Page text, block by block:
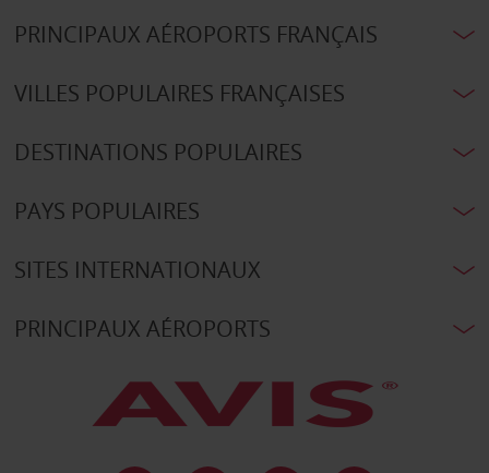
PRINCIPAUX AÉROPORTS FRANÇAIS
VILLES POPULAIRES FRANÇAISES
DESTINATIONS POPULAIRES
PAYS POPULAIRES
SITES INTERNATIONAUX
PRINCIPAUX AÉROPORTS